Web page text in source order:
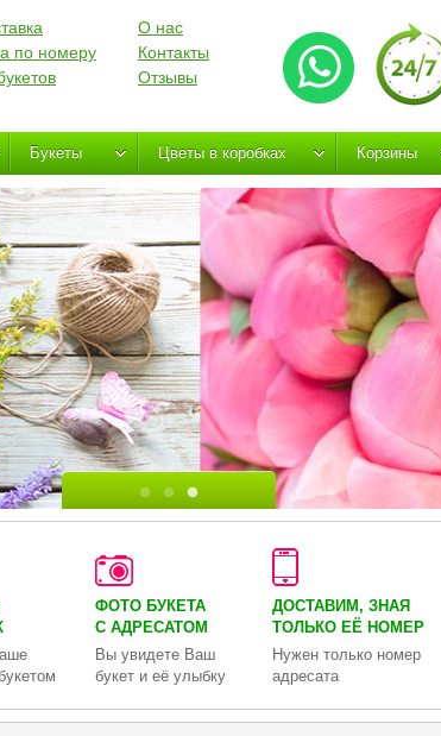
по номеру
О нас
Контакты
Отзывы
Букеты Цветы в коробках Корзины
ФОТО БУКЕТА
С АДРЕСАТОМ
Вы увидете Ваш
букет и её улыбку
ДОСТАВИМ, ЗНАЯ
ТОЛЬКО ЕЁ НОМЕР
Нужен только номер
адресата